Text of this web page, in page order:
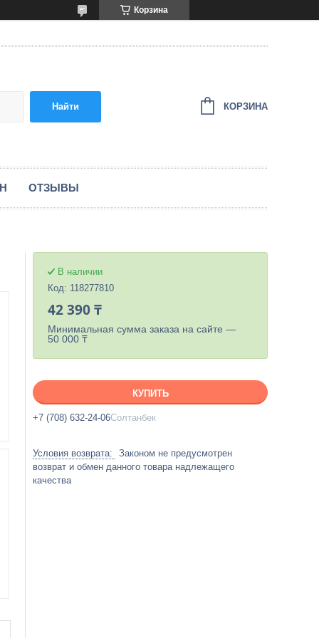
Корзина
Найти КОРЗИНА
ОТЗЫВЫ
В наличии
Код: 118277810
42 390 ₸
Минимальная сумма заказа на сайте —
50 000 ₸
КУПИТЬ
+7 (708) 632-24-06Солтанбек
Законом не предусмотрен
возврат и обмен данного товара надлежащего
качества